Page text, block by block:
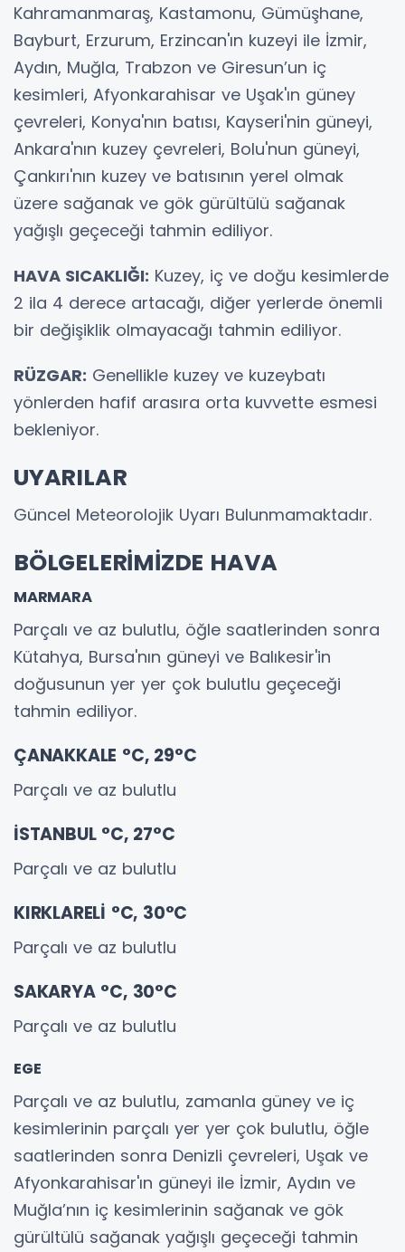
Kahramanmaraş, Kastamonu, Gümüşhane,
Bayburt, Erzurum, Erzincan'ın kuzeyi ile İzmir,
Aydın, Muğla, Trabzon ve Giresun’un iç
kesimleri, Afyonkarahisar ve Uşak'ın güney
çevreleri, Konya'nın batısı, Kayseri'nin güneyi,
Ankara'nın kuzey çevreleri, Bolu'nun güneyi,
Çankırı'nın kuzey ve batısının yerel olmak
üzere sağanak ve gök gürültülü sağanak
yağışlı geçeceği tahmin ediliyor.
HAVA SICAKLIĞI: Kuzey, iç ve doğu kesimlerde
2 ila 4 derece artacağı, diğer yerlerde önemli
bir değişiklik olmayacağı tahmin ediliyor.
RÜZGAR: Genellikle kuzey ve kuzeybatı
yönlerden hafif arasıra orta kuvvette esmesi
bekleniyor.
UYARILAR
Güncel Meteorolojik Uyarı Bulunmamaktadır.
BÖLGELERİMİZDE HAVA
MARMARA
Parçalı ve az bulutlu, öğle saatlerinden sonra
Kütahya, Bursa'nın güneyi ve Balıkesir'in
doğusunun yer yer çok bulutlu geçeceği
tahmin ediliyor.
ÇANAKKALE °C, 29°C
Parçalı ve az bulutlu
İSTANBUL °C, 27°C
Parçalı ve az bulutlu
KIRKLARELİ °C, 30°C
Parçalı ve az bulutlu
SAKARYA °C, 30°C
Parçalı ve az bulutlu
EGE
Parçalı ve az bulutlu, zamanla güney ve iç
kesimlerinin parçalı yer yer çok bulutlu, öğle
saatlerinden sonra Denizli çevreleri, Uşak ve
Afyonkarahisar'ın güneyi ile İzmir, Aydın ve
Muğla’nın iç kesimlerinin sağanak ve gök
gürültülü sağanak yağışlı geçeceği tahmin